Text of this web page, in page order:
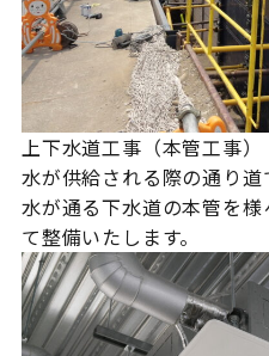
上下水道工事（本管工事）
水が供給される際の通り
水が通る下水道の本管を
て整備いたします。